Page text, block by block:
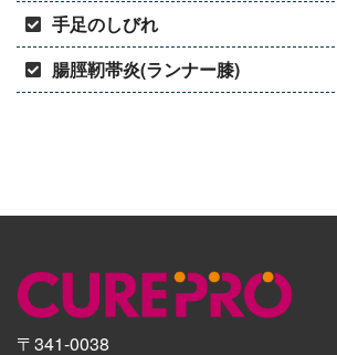
手足のしびれ
腸脛靭帯炎(ランナー膝)
〒341-0038